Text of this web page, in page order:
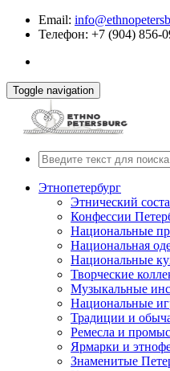
Email:
Телефон: +7 (904) 856-
Toggle navigation
Этнопетербург
Этнический
Конфессии
Национальные
Национальная
Национальные
Творческие
Музыкальные
Национальные
Традиции и
Ремесла и
Ярмарки и
Знаменитые